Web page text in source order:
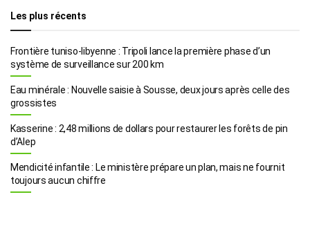
Les plus récents
Frontière tuniso-libyenne : Tripoli lance la première phase d’un
système de surveillance sur 200 km
Eau minérale : Nouvelle saisie à Sousse, deux jours après celle des
grossistes
Kasserine : 2,48 millions de dollars pour restaurer les forêts de pin
d’Alep
Mendicité infantile : Le ministère prépare un plan, mais ne fournit
toujours aucun chiffre